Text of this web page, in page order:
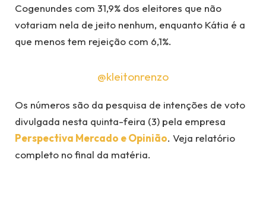
Cogenundes com 31,9% dos eleitores que não
votariam nela de jeito nenhum, enquanto Kátia é a
que menos tem rejeição com 6,1%.
@kleitonrenzo
Os números são da pesquisa de intenções de voto
divulgada nesta quinta-feira (3) pela empresa
Perspectiva Mercado e Opinião. Veja relatório
completo no final da matéria.